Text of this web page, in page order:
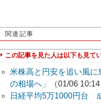
関連記事
この記事を見た人は以下も見て
米株高と円安を追い風
の相場へ」
（01/06 10:14
日経平均5万1000円台